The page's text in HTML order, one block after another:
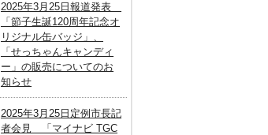
2025年3月25日報道発表
「節子生誕120周年記念オ
リジナル缶バッジ」、
「せっちゃんキャンディ
ー」の販売についてのお
知らせ
2025年3月25日定例市長記
者会見 「マイナビ TGC